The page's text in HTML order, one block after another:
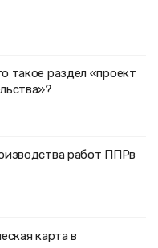
такое раздел «проект
работ ППРв
карта в